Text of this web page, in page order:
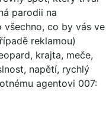
parodii na
všechno, co by vás ve
reklamou)
krajta, meče,
napětí, rychlý
agentovi 007: